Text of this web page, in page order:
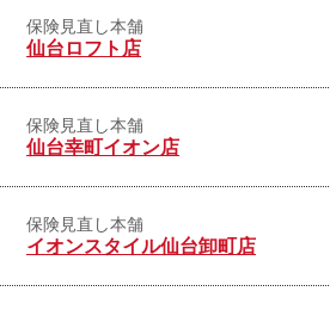
保険見直し本舗
仙台ロフト店
保険見直し本舗
仙台幸町イオン店
保険見直し本舗
イオンスタイル仙台卸町店